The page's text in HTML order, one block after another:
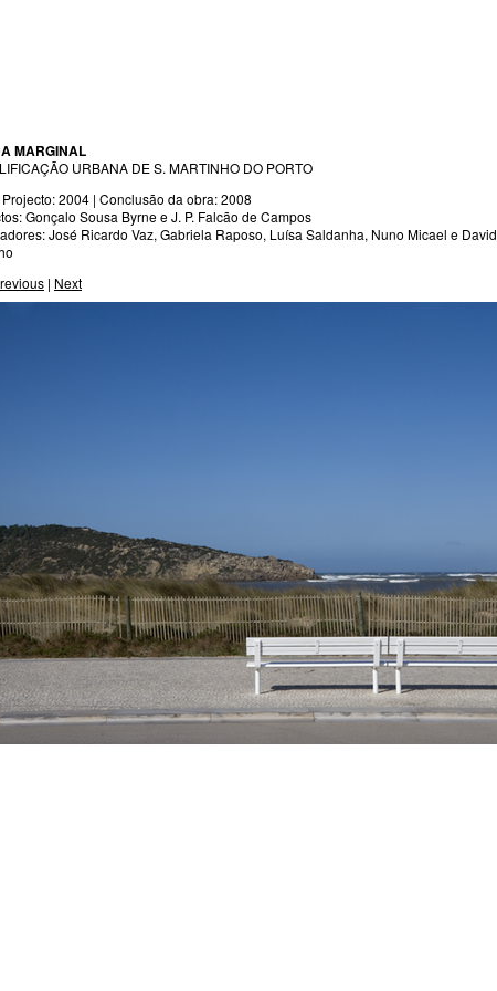
MARGINAL
URBANA DE S. MARTINHO DO PORTO
2004 | Conclusão da obra: 2008
Gonçalo Sousa Byrne e J. P. Falcão de Campos
José Ricardo Vaz, Gabriela Raposo, Luísa Saldanha, Nuno Micael e David
| Next